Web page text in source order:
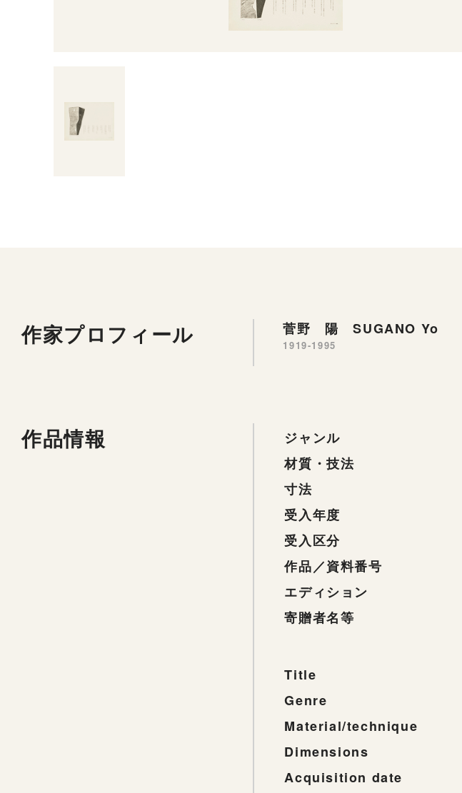
作家プロフィール 菅野 陽 SUGANO Yo
1919-1995
作品情報 ジャンル
材質・技法
寸法
受入年度
受入区分
作品／資料番号
エディション
寄贈者名等
Title
Genre
Material/technique
Dimensions
Acquisition date